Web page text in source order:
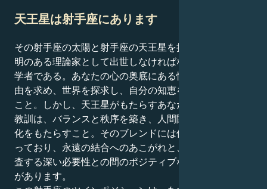
天王星は射手座にあります
その射手座の太陽と射手座の天王星を持つ人は、先見の
明のある理論家として出世しなければならない放浪の哲
学者である。あなたの心の奥底にある憧れは、真実と自
由を求め、世界を探求し、自分の知恵を優しく提供する
こと。しかし、天王星がもたらすあなたの人生の偉大な
教訓は、バランスと秩序を築き、人間関係に永続的な変
化をもたらすこと。そのブレンドには偉大なパワーが宿
っており、永遠の結合へのあこがれと、同様に冷静に調
査する深い必要性との間のポジティブなダイナミックさ
があります。